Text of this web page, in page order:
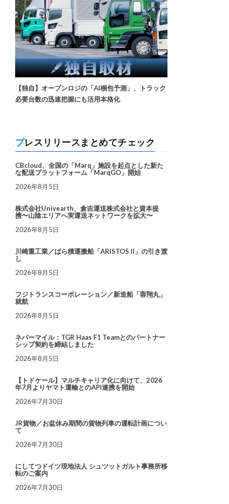
【独自】オープンロジの「AI梱包予測」、トラック
必要台数の迅速把握にも活用本格化
プレスリリースまとめてチェック
CBcloud、全国の「Marq」施設を起点とした新た
な配送プラットフォーム「MarqGO」開始
2026年8月5日
株式会社Univearth、倉吉運送株式会社と資本提
携〜山陰エリアへ実運送ネットワークを拡大〜
2026年8月5日
川崎重工業／ばら積運搬船「ARISTOS II」の引き渡
し
2026年8月5日
フジトランスコーポレーション／新造船「蓉翔丸」
就航
2026年8月5日
ネバーマイル：TGR Haas F1 Teamとのパートナー
シップ契約を締結しました
2026年8月5日
【トドケール】マルチキャリア化に向けて、2026
年7月よりヤマト運輸とのAPI連携を開始
2026年7月30日
JR貨物／お盆休み期間の貨物列車の運転計画につい
て
2026年7月30日
にしてつドイツ現地法人 シュツットガルト事務所移
転のご案内
2026年7月30日